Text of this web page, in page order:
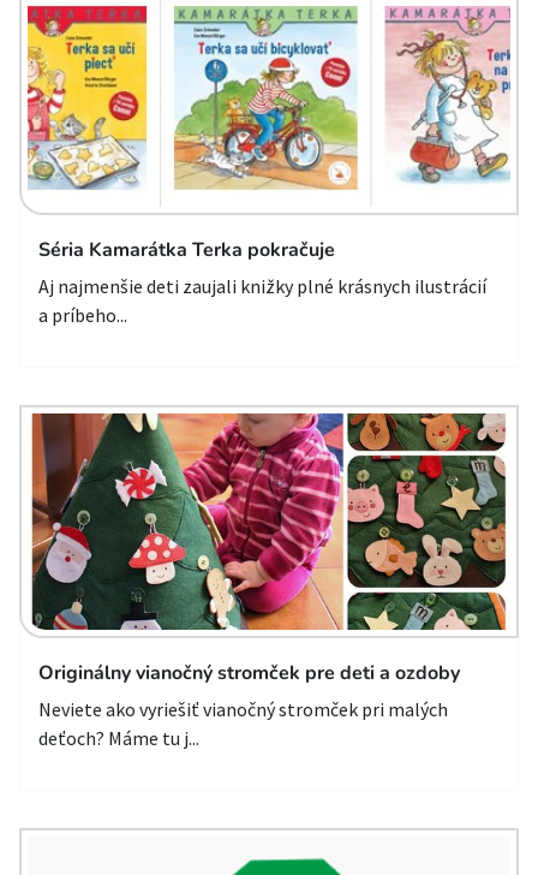
Séria Kamarátka Terka pokračuje
Aj najmenšie deti zaujali knižky plné krásnych ilustrácií
a príbeho...
Originálny vianočný stromček pre deti a ozdoby
Neviete ako vyriešiť vianočný stromček pri malých
deťoch? Máme tu j...